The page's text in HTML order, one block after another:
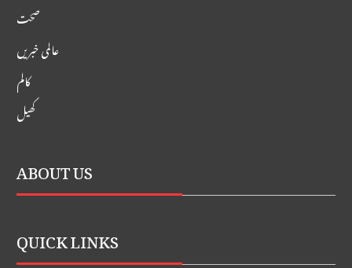
صحت
عالمی خبریں
کالم
کھیل
ABOUT US
QUICK LINKS